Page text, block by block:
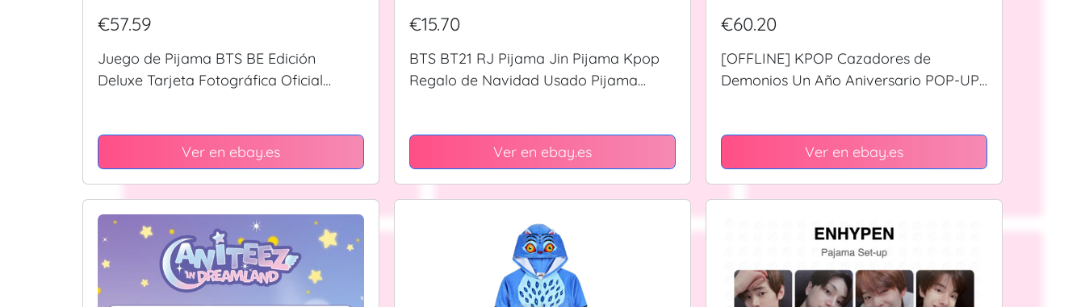
€57.59
Juego de Pijama BTS BE Edición
Deluxe Tarjeta Fotográfica Oficial
Ver en ebay.es
€15.70
BTS BT21 RJ Pijama Jin Pijama Kpop
Regalo de Navidad Usado Pijama
Ver en ebay.es
€60.20
[OFFLINE] KPOP Cazadores de
Demonios Un Año Aniversario POP-UP
Ver en ebay.es